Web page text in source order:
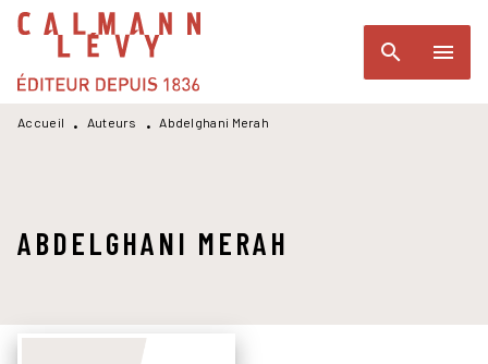
MENU RECHERCHE
PIED DE PAGE
search menu
Accueil • Auteurs • Abdelghani Merah
ABDELGHANI MERAH